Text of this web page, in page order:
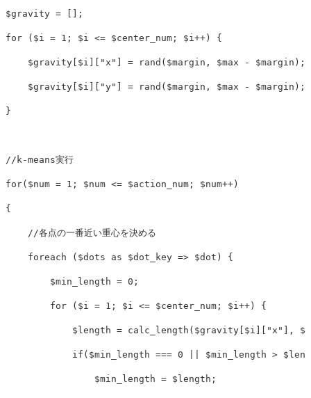
$gravity = [];
for ( $i = 1 ; $i <= $center_num ; $i ++ ) {
$gravity $i "x" = rand ( $margin , $max - $margin );
$gravity $i "y" = rand ( $margin , $max - $margin );
}
//k-means実行
for( $num = 1 ; $num <= $action_num ; $num++ )
{
//各点の一番近い重心を決める
foreach ( $dots as $dot_key => $dot ) {
$min_length = 0 ;
for ( $i = 1 ; $i <= $center_num ; $i ++ ) {
$length = calc_length ( $gravity $i "x" ],
if ( $min_length === 0 $min_length >
$min_length = $length ;